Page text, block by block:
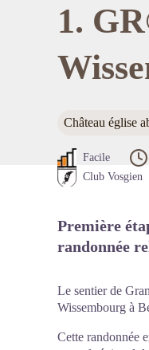
1.
Château église
Facile
Club Vosgien
Première
randonnée
Le sentier de
Wissembourg à
Cette randonnée